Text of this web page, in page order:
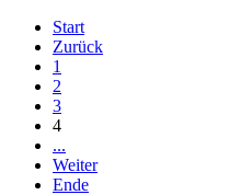
Start
Zurück
1
2
3
4
...
Weiter
Ende